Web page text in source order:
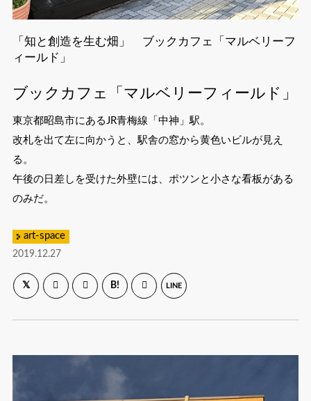
「知と創造を生む畑」 ブックカフェ「マルベリーフ
ィールド」
ブックカフェ「マルベリーフィールド」
東京都昭島市にあるJR青梅線「中神」駅。
改札を出て左に向かうと、駅舎の窓から黄色いビルが見え
る。
午後の日差しを受けた外壁には、ポツンと小さな看板がある
のみだ。
art-space
2019.12.27
B! LINE